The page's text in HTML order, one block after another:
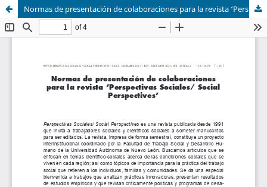
Normas de presentación de colaboraciones para la revista ‘Perspectivas Sociales/ Social Perspectives’